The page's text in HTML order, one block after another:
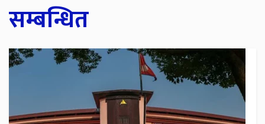
सम्बन्धित